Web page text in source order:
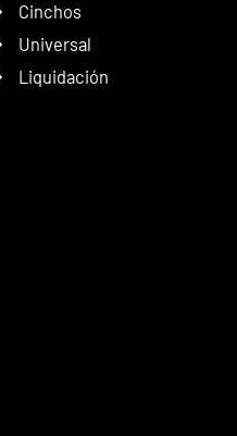
Cinchos
Universal
Liquidación